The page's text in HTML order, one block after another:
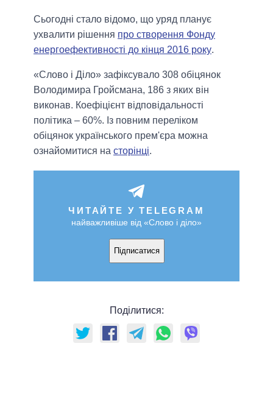
Сьогодні стало відомо, що уряд планує
ухвалити рішення про створення Фонду
енергоефективності до кінця 2016 року.
«Слово і Діло» зафіксувало 308 обіцянок
Володимира Гройсмана, 186 з яких він
виконав. Коефіцієнт відповідальності
політика – 60%. Із повним переліком
обіцянок українського прем'єра можна
ознайомитися на сторінці.
ЧИТАЙТЕ У TELEGRAM
найважливіше від «Слово і діло»
Підписатися
Поділитися: